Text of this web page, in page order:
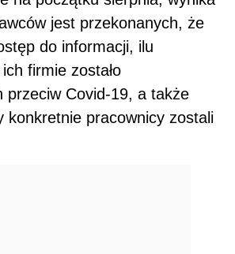
jest przekonanych, że
do informacji, ilu
firmie zostało
przeciw Covid-19, a także
konkretnie pracownicy zostali